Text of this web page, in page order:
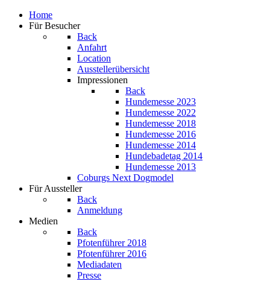
Home
Für Besucher
Back
Anfahrt
Location
Ausstellerübersicht
Impressionen
Back
Hundemesse 2023
Hundemesse 2022
Hundemesse 2018
Hundemesse 2016
Hundemesse 2014
Hundebadetag 2014
Hundemesse 2013
Coburgs Next Dogmodel
Für Aussteller
Back
Anmeldung
Medien
Back
Pfotenführer 2018
Pfotenführer 2016
Mediadaten
Presse